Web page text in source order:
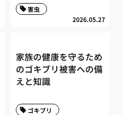
2026.05.27
害虫
家族の健康を守るため
のゴキブリ被害への備
えと知識
ゴキブリ